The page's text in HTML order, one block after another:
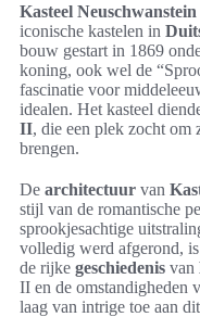
Kasteel Neuschwanstein
iconische kastelen in
bouw gestart in 1869
koning, ook wel de
fascinatie voor
idealen. Het kasteel
II, die een plek zocht om
brengen.
De architectuur van
stijl van de romantische
sprookjesachtige
volledig werd afgerond,
de rijke geschiedenis van
II en de omstandigheden
laag van intrige toe aan